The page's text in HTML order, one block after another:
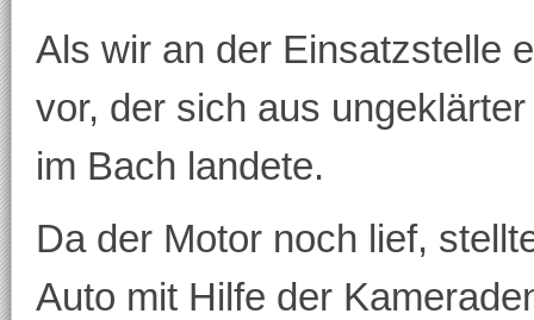
Als wir an der Einsatzstelle
vor, der sich aus
im Bach landete.
Da der Motor noch lief,
Auto mit Hilfe der